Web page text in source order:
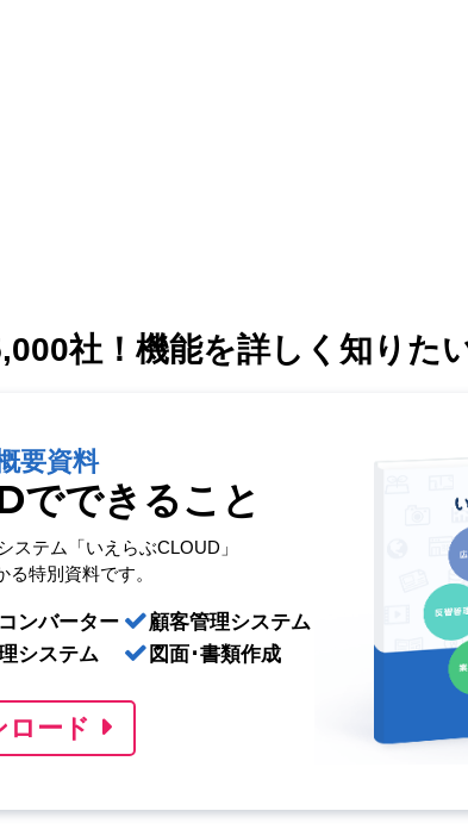
社！ 機能を詳しく知りた
要資料
でできること
ステム「いえらぶCLOUD」
特別資料です。
ンバーター
システム
顧客管理システム
図面･書類作成
ロード